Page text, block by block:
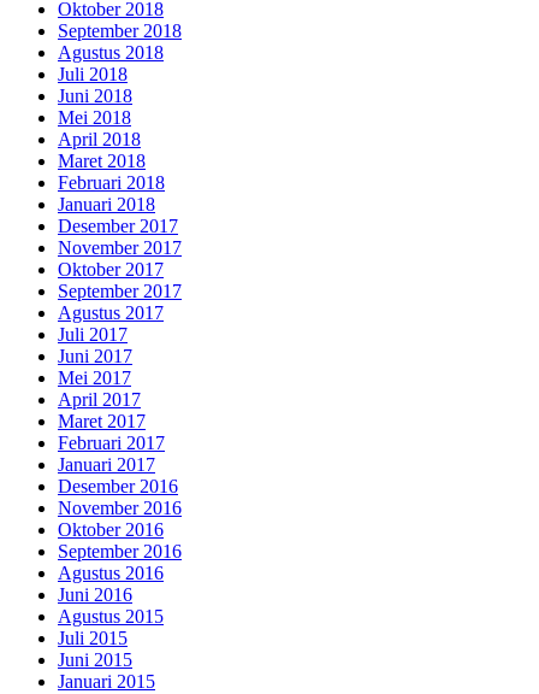
Oktober 2018
September 2018
Agustus 2018
Juli 2018
Juni 2018
Mei 2018
April 2018
Maret 2018
Februari 2018
Januari 2018
Desember 2017
November 2017
Oktober 2017
September 2017
Agustus 2017
Juli 2017
Juni 2017
Mei 2017
April 2017
Maret 2017
Februari 2017
Januari 2017
Desember 2016
November 2016
Oktober 2016
September 2016
Agustus 2016
Juni 2016
Agustus 2015
Juli 2015
Juni 2015
Januari 2015